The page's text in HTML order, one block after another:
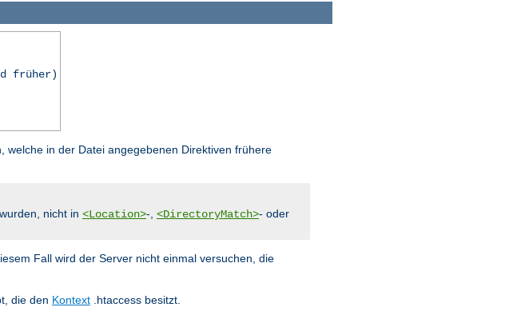
früher)
welche in der Datei angegebenen Direktiven frühere
nicht in <Location>-, <DirectoryMatch>- oder
Fall wird der Server nicht einmal versuchen, die
die den Kontext .htaccess besitzt.